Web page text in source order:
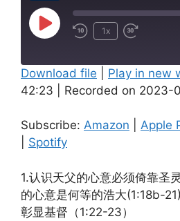
Play
1x
Amazon
RSS FEED
SHARE
LINK
EMBED
Download file Play in new
42:23
Recorded on 2023-
Subscribe: Amazon Apple
Spotify
1.认识天父的心意必须倚靠圣
的心意是何等的浩大(1:18b-
彰显基督（1:22-23）